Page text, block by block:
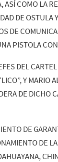
ASÍ COMO LA
DE OSTULA
DE
PISTOLA
DEL
Y MARIO
DE DICHO
DE
DE